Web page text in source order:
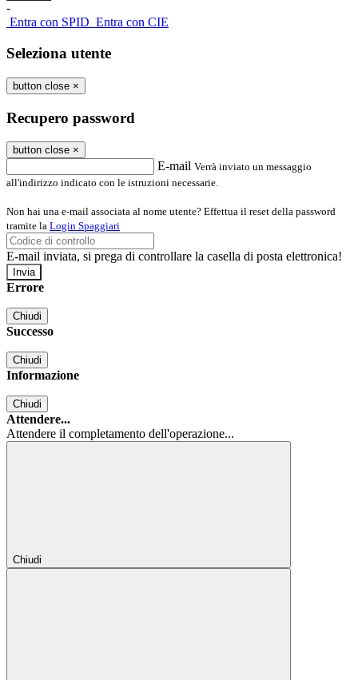
-
Entra con SPID Entra con CIE
Seleziona utente
button close ×
Recupero password
button close ×
E-mail Verrà inviato un messaggio
all'indirizzo indicato con le istruzioni necessarie.
Non hai una e-mail associata al nome utente? Effettua il reset della password
tramite la Login Spaggiari
E-mail inviata, si prega di controllare la casella di posta elettronica!
Errore
Chiudi
Successo
Chiudi
Informazione
Chiudi
Attendere...
Attendere il completamento dell'operazione...
Chiudi